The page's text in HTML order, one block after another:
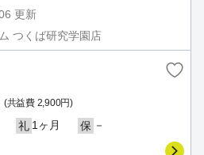
更新
つくば研究学園店
(共益費 2,900円)
礼 1ヶ月 保 －